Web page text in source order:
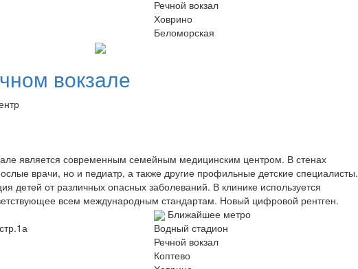
Речной вокзал
Ховрино
Беломорская
вокзале
является современным семейным медицинским центром. В стенах
врачи, но и педиатр, а также другие профильные детские специалисты.
детей от различных опасных заболеваний. В клинике используется
всем международным стандартам. Новый цифровой рентген.
Ближайшее метро
Водный стадион
Речной вокзал
Коптево